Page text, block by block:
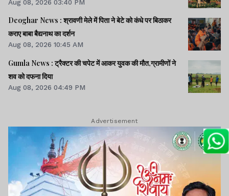
Aug 08, 2026 03:40 PM
Deoghar News : श्रावणी मेले में पिता ने बेटे को कंधे पर बिठाकर
कराए बाबा बैद्यनाथ का दर्शन
Aug 08, 2026 10:45 AM
Gumla News : ट्रैक्टर की चपेट में आकर युवक की मौत,ग्रामीणों ने
शव को दफना दिया
Aug 08, 2026 04:49 PM
Advertisement